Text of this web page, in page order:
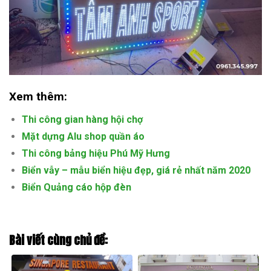
Xem thêm:
Thi công gian hàng hội chợ
Mặt dựng Alu shop quần áo
Thi công bảng hiệu Phú Mỹ Hưng
Biển vẫy – mẫu biển hiệu đẹp, giá rẻ nhất năm 2020
Biển Quảng cáo hộp đèn
Bài viết cùng chủ đề: